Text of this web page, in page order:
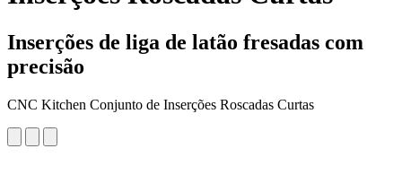
Inserções de liga de latão fresadas com
precisão
CNC Kitchen Conjunto de Inserções Roscadas Curtas